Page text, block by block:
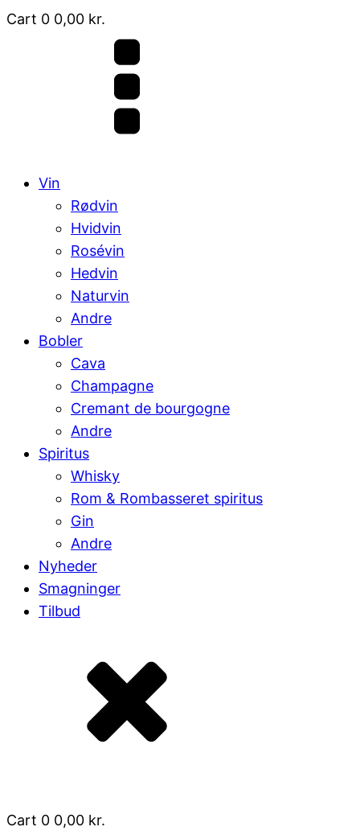
Cart 0 0,00 kr.
Vin
Rødvin
Hvidvin
Rosévin
Hedvin
Naturvin
Andre
Bobler
Cava
Champagne
Cremant de bourgogne
Andre
Spiritus
Whisky
Rom & Rombasseret spiritus
Gin
Andre
Nyheder
Smagninger
Tilbud
Cart 0 0,00 kr.